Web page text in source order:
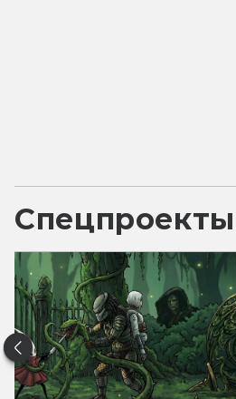
Спецпроекты